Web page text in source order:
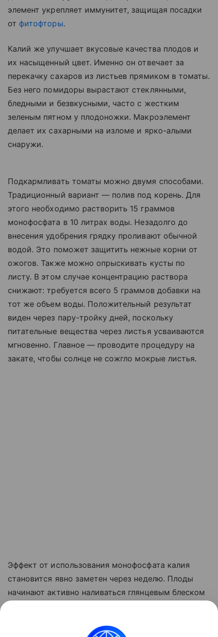
элемент укрепляет иммунитет, защищая посадки
от фитофторы.
Калий же улучшает вкусовые качества плодов и
их насыщенный цвет. Именно он отвечает за
перекачку сахаров из листьев прямиком в томаты.
Без него помидоры вырастают стеклянными,
бледными и безвкусными, часто с жестким
зеленым пятном у плодоножки. Макроэлемент
делает их сахарными на изломе и ярко-алыми
снаружи.
Подкармливать томаты можно двумя способами.
Традиционный вариант — полив под корень. Для
этого необходимо растворить 15 граммов
монофосфата в 10 литрах воды. Незадолго до
внесения удобрения грядку проливают обычной
водой. Это поможет защитить нежные корни от
ожогов. Также можно опрыскивать кусты по
листу. В этом случае концентрацию раствора
снижают: требуется всего 5 граммов добавки на
тот же объем воды. Положительный результат
виден через пару-тройку дней, поскольку
питательные вещества через листья усваиваются
мгновенно. Главное — проводите процедуру на
закате, чтобы солнце не сожгло мокрые листья.
Эффект от использования монофосфата калия
становится явно заметен через неделю. Плоды
начинают активно наливаться глянцевым блеском
свою силу на том, чтобы дать урожайю